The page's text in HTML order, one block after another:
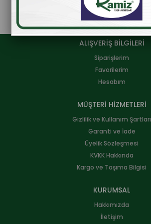
ALIŞVERİŞ BİLGİLERİ
Siparişlerim
Favorilerim
Hesabım
MÜŞTERİ HİZMETLERİ
Gizlilik ve Kullanım Şartları
Garanti ve İade
Üyelik Sözleşmesi
KVKK Hakkında
Kargo ve Taşıma Bilgisi
KURUMSAL
Hakkımızda
İletişim